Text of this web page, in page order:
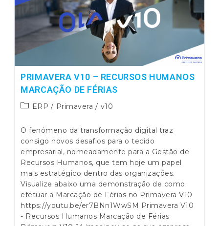
PRIMAVERA V10 – RECURSOS HUMANOS
MARCAÇÃO DE FÉRIAS
PostERP / Primavera / v10
O fenómeno da transformação digital traz
consigo novos desafios para o tecido
empresarial, nomeadamente para a Gestão de
Recursos Humanos, que tem hoje um papel
mais estratégico dentro das organizações.
Visualize abaixo uma demonstração de como
efetuar a Marcação de Férias no Primavera V10
https://youtu.be/er7BNn1WwSM Primavera V10
- Recursos Humanos Marcação de Férias